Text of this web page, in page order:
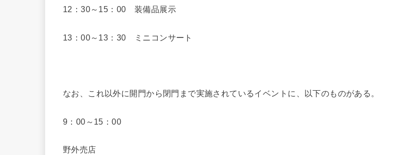
12：30～15：00 装備品展示
13：00～13：30 ミニコンサート
なお、これ以外に開門から閉門まで実施されているイベントに、以下のものがある。
9：00～15：00
野外売店